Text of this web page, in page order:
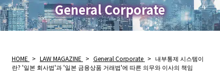
General Corporate
HOME > LAW MAGAZINE > General Corporate > 내부통제 시스템이
란? '일본 회사법'과 '일본 금융상품 거래법'에 따른 의무와 이사의 책임